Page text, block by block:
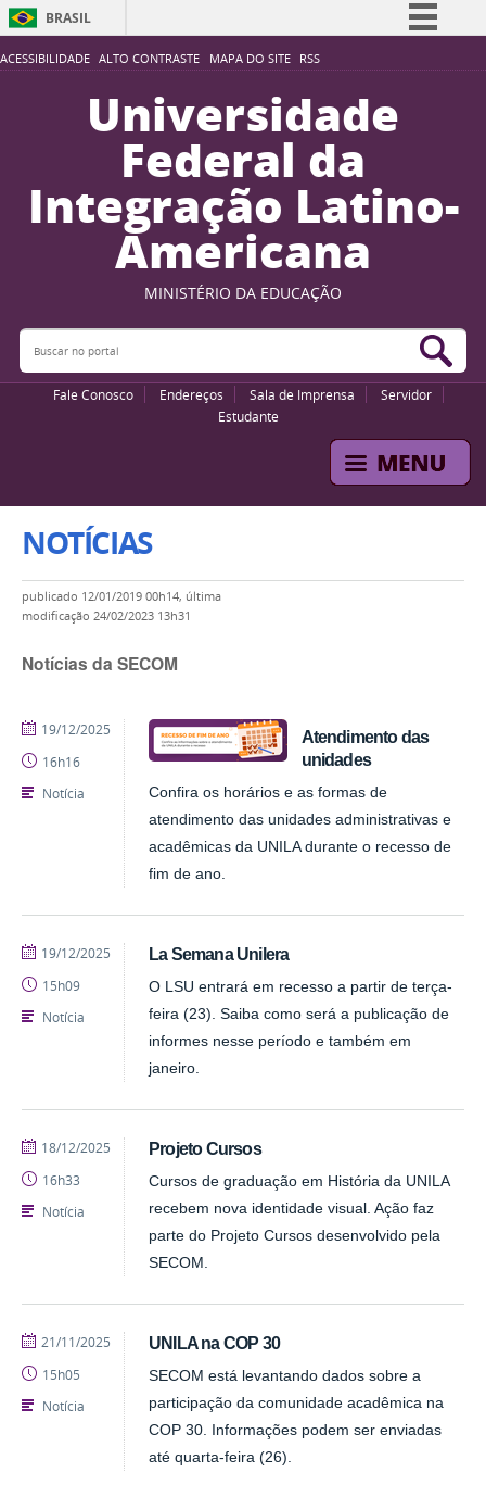
ACESSIBILIDADE ALTO CONTRASTE MAPA DO SITE RSS
BRASIL
Simplifique!
Participe
Acesso à informação
Legislação
Canais
Universidade
Federal da
Integração Latino-
Americana
MINISTÉRIO DA EDUCAÇÃO
Buscar no portal
Fale Conosco Endereços Sala de Imprensa
Servidor
Estudante
NOTÍCIAS
publicado 12/01/2019 00h14, última
modificação 24/02/2023 13h31
Notícias da SECOM
Atendimento das
unidades
Confira os horários e as formas de
atendimento das unidades administrativas e
acadêmicas da UNILA durante o recesso de
fim de ano.
publicado
19/12/2025
16h16
Notícia
La Semana Unilera
O LSU entrará em recesso a partir de terça-
feira (23). Saiba como será a publicação de
informes nesse período e também em
janeiro.
publicado
19/12/2025
15h09
Notícia
Projeto Cursos
Cursos de graduação em História da UNILA
recebem nova identidade visual. Ação faz
parte do Projeto Cursos desenvolvido pela
SECOM.
publicado
18/12/2025
16h33
Notícia
UNILA na COP 30
SECOM está levantando dados sobre a
participação da comunidade acadêmica na
COP 30. Informações podem ser enviadas
até quarta-feira (26).
publicado
21/11/2025
15h05
Notícia